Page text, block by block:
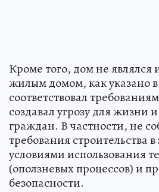
Кроме того, дом не
жилым домом, как указано
соответствовал
создавал угрозу для жизни
граждан. В частности, не
требования строительства
условиями использования
(оползневых процессов) и
безопасности.